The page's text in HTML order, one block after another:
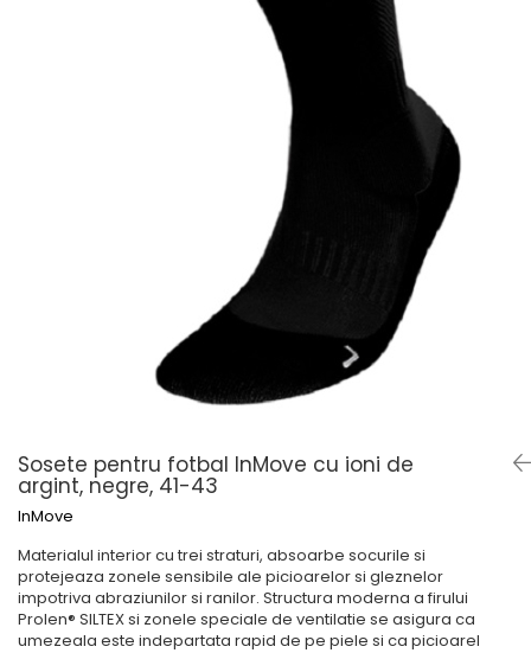
Șosete pentru picioare umflate
Sosete pentru fotbal InMove cu ioni de
argint, negre, 41-43
InMove
Materialul interior cu trei straturi, absoarbe socurile si
protejeaza zonele sensibile ale picioarelor si gleznelor
impotriva abraziunilor si ranilor. Structura moderna a firului
Prolen® SILTEX si zonele speciale de ventilatie se asigura ca
umezeala este indepartata rapid de pe piele si ca picioarel